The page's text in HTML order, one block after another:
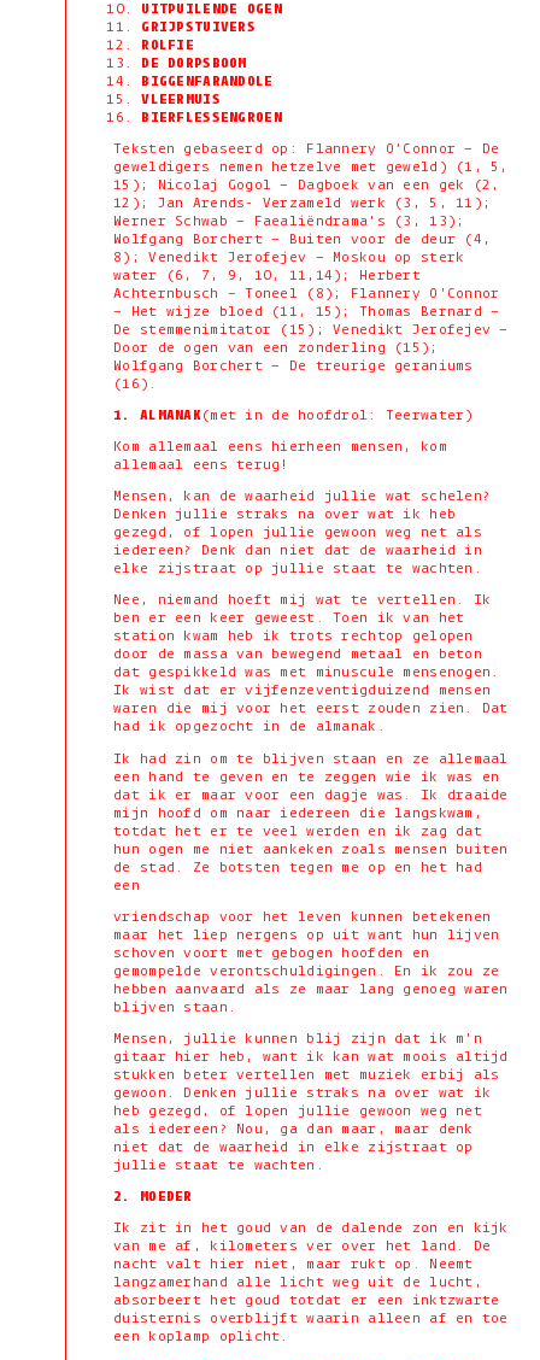
UITPUILENDE OGEN
GRIJPSTUIVERS
ROLFIE
DE DORPSBOOM
BIGGENFARANDOLE
VLEERMUIS
BIERFLESSENGROEN
Teksten gebaseerd op: Flannery O’Connor – De
geweldigers nemen hetzelve met geweld) (1, 5,
15); Nicolaj Gogol – Dagboek van een gek (2,
12); Jan Arends- Verzameld werk (3, 5, 11);
Werner Schwab – Faealiëndrama’s (3, 13);
Wolfgang Borchert – Buiten voor de deur (4,
8); Venedikt Jerofejev – Moskou op sterk
water (6, 7, 9, 10, 11,14); Herbert
Achternbusch – Toneel (8); Flannery O’Connor
– Het wijze bloed (11, 15); Thomas Bernard –
De stemmenimitator (15); Venedikt Jerofejev –
Door de ogen van een zonderling (15);
Wolfgang Borchert – De treurige geraniums
(16).
1.ALMANAK(met in de hoofdrol: Teerwater)
Kom allemaal eens hierheen mensen, kom
allemaal eens terug!
Mensen, kan de waarheid jullie wat schelen?
Denken jullie straks na over wat ik heb
gezegd, of lopen jullie gewoon weg net als
iedereen? Denk dan niet dat de waarheid in
elke zijstraat op jullie staat te wachten.
Nee, niemand hoeft mij wat te vertellen. Ik
ben er een keer geweest. Toen ik van het
station kwam heb ik trots rechtop gelopen
door de massa van bewegend metaal en beton
dat gespikkeld was met minuscule mensenogen.
Ik wist dat er vijfenzeventigduizend mensen
waren die mij voor het eerst zouden zien. Dat
had ik opgezocht in de almanak.
Ik had zin om te blijven staan en ze allemaal
een hand te geven en te zeggen wie ik was en
dat ik er maar voor een dagje was. Ik draaide
mijn hoofd om naar iedereen die langskwam,
totdat het er te veel werden en ik zag dat
hun ogen me niet aankeken zoals mensen buiten
de stad. Ze botsten tegen me op en het had
een
vriendschap voor het leven kunnen betekenen
maar het liep nergens op uit want hun lijven
schoven voort met gebogen hoofden en
gemompelde verontschuldigingen. En ik zou ze
hebben aanvaard als ze maar lang genoeg waren
blijven staan.
Mensen, jullie kunnen blij zijn dat ik m’n
gitaar hier heb, want ik kan wat moois altijd
stukken beter vertellen met muziek erbij als
gewoon. Denken jullie straks na over wat ik
heb gezegd, of lopen jullie gewoon weg net
als iedereen? Nou, ga dan maar, maar denk
niet dat de waarheid in elke zijstraat op
jullie staat te wachten.
2. MOEDER
Ik zit in het goud van de dalende zon en kijk
van me af, kilometers ver over het land. De
nacht valt hier niet, maar rukt op. Neemt
langzamerhand alle licht weg uit de lucht,
absorbeert het goud totdat er een inktzwarte
duisternis overblijft waarin alleen af en toe
een koplamp oplicht.